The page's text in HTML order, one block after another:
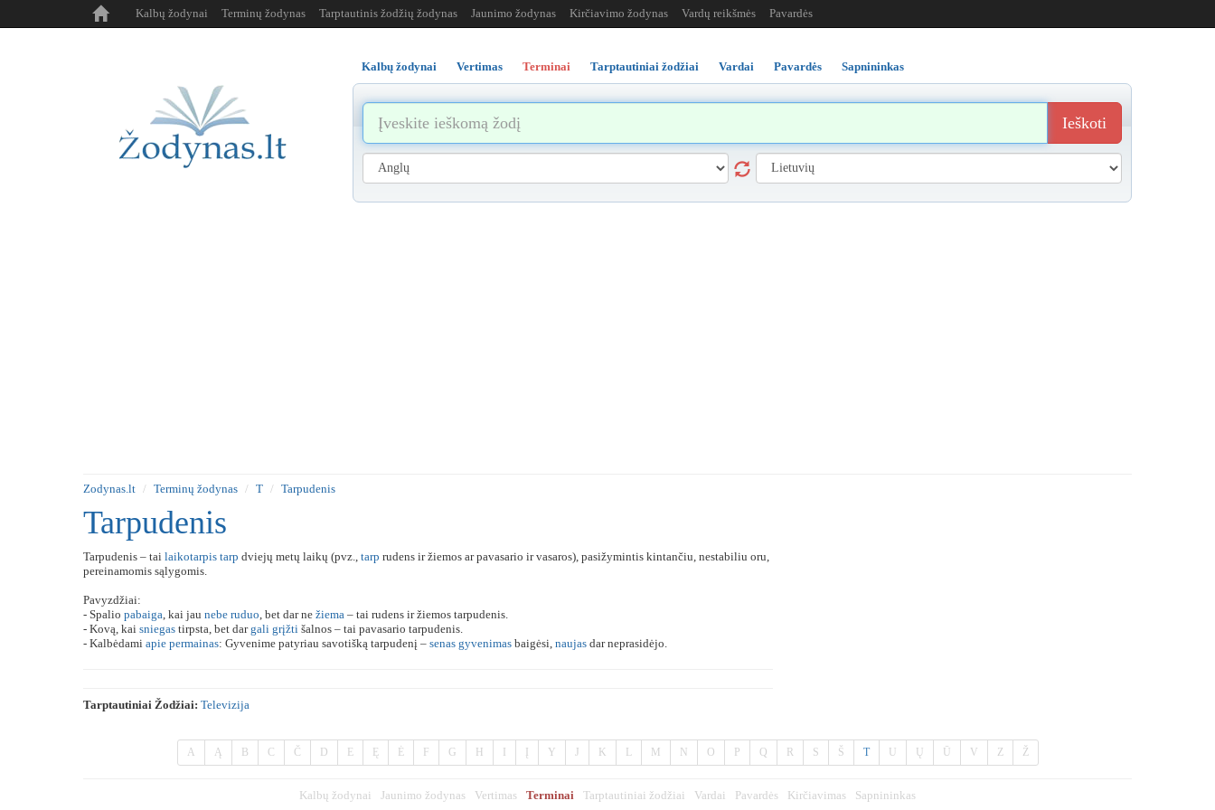
Kalbų žodynai Terminų žodynas Tarptautinis žodžių žodynas Jaunimo žodynas Kirčiavimo žodynas Vardų reikšmės Pavardės
Kalbų žodynai Vertimas Terminai Tarptautiniai žodžiai Vardai Pavardės Sapnininkas
Ieškoti
Zodynas.lt Terminų žodynas T Tarpudenis
Tarpudenis
Tarpudenis – tai laikotarpis tarp dviejų metų laikų (pvz., tarp rudens ir žiemos ar pavasario ir vasaros), pasižymintis kintančiu, nestabiliu oru,
pereinamomis sąlygomis.
Pavyzdžiai:
- Spalio pabaiga, kai jau nebe ruduo, bet dar ne žiema – tai rudens ir žiemos tarpudenis.
- Kovą, kai sniegas tirpsta, bet dargali grįžti šalnos – tai pavasario tarpudenis.
- Kalbėdami apie permainas: Gyvenime patyriau savotišką tarpudenį – senas gyvenimas baigėsi, naujas dar neprasidėjo.
Tarptautiniai Žodžiai: Televizija
A Ą B C Č D E Ę Ė F G H Y J K L M N O P Q R S Š T U Ų Ū V Z Ž
Kalbų žodynai Jaunimo žodynas Vertimas Terminai Tarptautiniai žodžiai Vardai Pavardės Kirčiavimas Sapnininkas